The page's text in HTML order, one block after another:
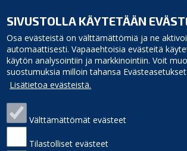
SIVUSTOLLA KÄYTETÄÄN
Osa evästeistä on välttämättömiä ja ne
automaattisesti. Vapaaehtoisia evästeitä
käytön analysointiin ja markkinointiin. Voit
suostumuksia milloin tahansa
Lisätietoa evästeistä.
Välttämättömät evästeet
Tilastolliset evästeet
Siikajoen kunta
Virastotie 5A